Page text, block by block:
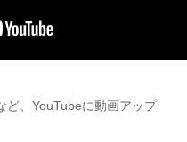
、YouTubeに動画アップ